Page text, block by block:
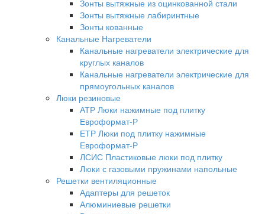
Зонты вытяжные из оцинкованной стали
Зонты вытяжные лабиринтные
Зонты кованные
Канальные Нагреватели
Канальные нагреватели электрические для
круглых каналов
Канальные нагреватели электрические для
прямоугольных каналов
Люки резиновые
АТР Люки нажимные под плитку
Евроформат-Р
ЕТР Люки под плитку нажимные
Евроформат-Р
ЛСИС Пластиковые люки под плитку
Люки с газовыми пружинами напольные
Решетки вентиляционные
Адаптеры для решеток
Алюминиевые решетки